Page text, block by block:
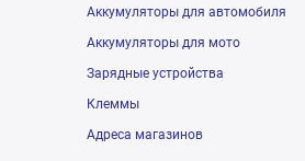
Аккумуляторы для автомобиля
Аккумуляторы для мото
Зарядные устройства
Клеммы
Адреса магазинов